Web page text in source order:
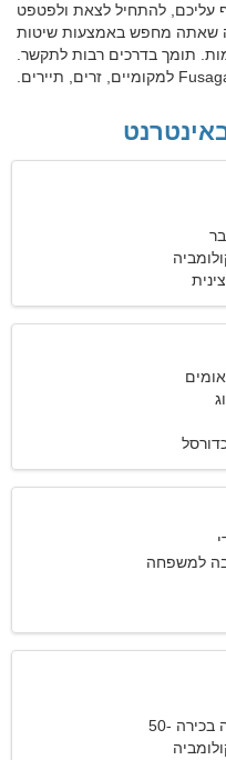
עליכם, להתחיל לצאת ולפטפט
שאתה מחפש באמצעות שיטות
תומך בדרכים רבות לתקשר.
למשפחה
גבר מחפש אישה בכירה 50-